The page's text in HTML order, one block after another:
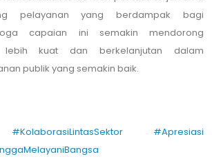
pelayanan yang berdampak bagi
capaian ini semakin mendorong
kuat dan berkelanjutan dalam
publik yang semakin baik.
#KolaborasiLintasSektor
#Apresiasi